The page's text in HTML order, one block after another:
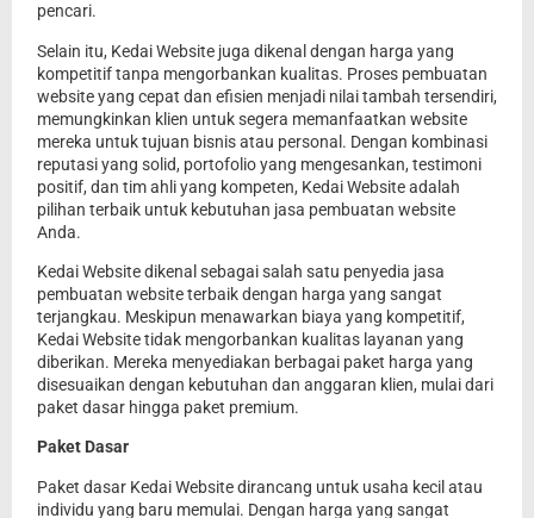
pencari.
Selain itu, Kedai Website juga dikenal dengan harga yang
kompetitif tanpa mengorbankan kualitas. Proses pembuatan
website yang cepat dan efisien menjadi nilai tambah tersendiri,
memungkinkan klien untuk segera memanfaatkan website
mereka untuk tujuan bisnis atau personal. Dengan kombinasi
reputasi yang solid, portofolio yang mengesankan, testimoni
positif, dan tim ahli yang kompeten, Kedai Website adalah
pilihan terbaik untuk kebutuhan jasa pembuatan website
Anda.
Kedai Website dikenal sebagai salah satu penyedia jasa
pembuatan website terbaik dengan harga yang sangat
terjangkau. Meskipun menawarkan biaya yang kompetitif,
Kedai Website tidak mengorbankan kualitas layanan yang
diberikan. Mereka menyediakan berbagai paket harga yang
disesuaikan dengan kebutuhan dan anggaran klien, mulai dari
paket dasar hingga paket premium.
Paket Dasar
Paket dasar Kedai Website dirancang untuk usaha kecil atau
individu yang baru memulai. Dengan harga yang sangat